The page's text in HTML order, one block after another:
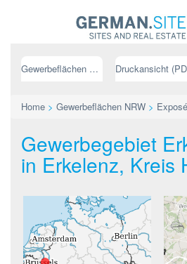
Gewerbeflächen NRW
Home > Gewerbeflächen NRW > Exposé
Gewerbegebiet
in Erkelenz, Kreis